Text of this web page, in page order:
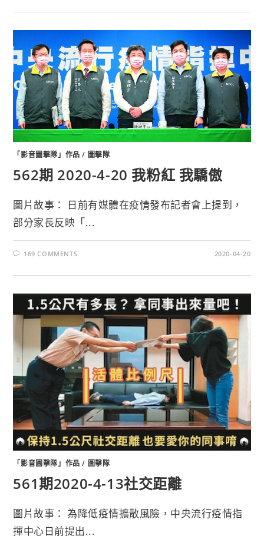
「影音圖擊隊」作品 / 圖擊隊
562期 2020-4-20 我粉紅 我驕傲
圖片故事： 日前有媒體在疫情發布記者會上提到，
部分家長反映「...
169 COMMENTS 2020-04-20
「影音圖擊隊」作品 / 圖擊隊
561期2020-4-13社交距離
圖片故事： 為降低疫情擴散風險，中央流行疫情指
揮中心日前提出...